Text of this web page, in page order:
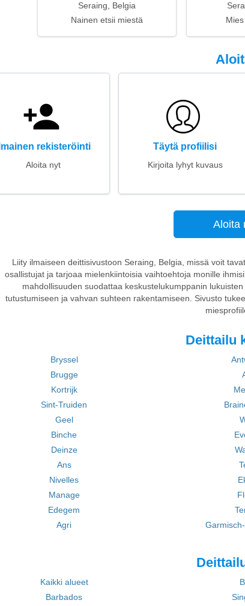
Seraing, Belgia
Nainen etsii miestä
Ilmainen rekisteröinti
Aloita nyt
Täytä profiilisi
Kirjoita lyhyt kuvaus
Aloita
Liity ilmaiseen deittisivustoon Seraing, Belgia, missä voit
osallistujat ja tarjoaa mielenkiintoisia vaihtoehtoja monille
mahdollisuuden suodattaa keskustelukumppanin
tutustumiseen ja vahvan suhteen rakentamiseen. Sivusto
Deittailu
Bryssel
Brugge
Kortrijk
Sint-Truiden
Geel
Binche
Deinze
Ans
Nivelles
Manage
Edegem
Agri
Kaikki alueet
Barbados